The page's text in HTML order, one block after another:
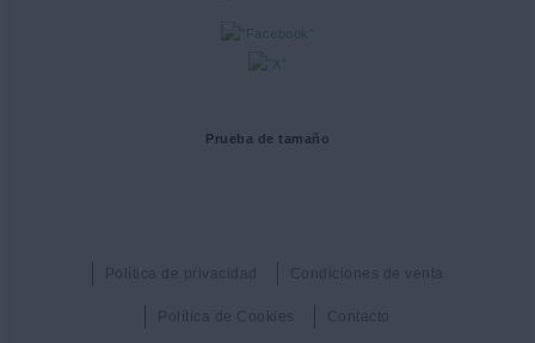
Prueba de tamaño
Política de privacidad Condiciones de venta
Política de Cookies Contacto